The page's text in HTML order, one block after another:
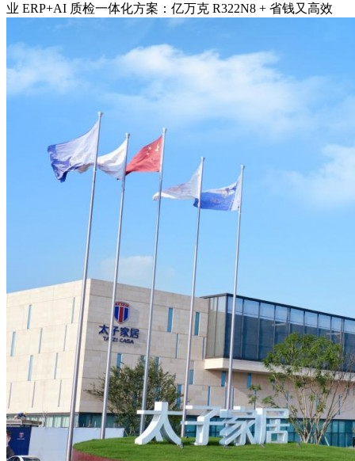
业 ERP+AI 质检一体化方案：亿万克 R322N8 + 省钱又高效